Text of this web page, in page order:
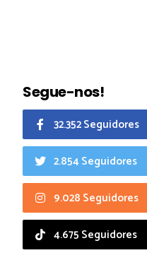
Segue-nos!
32.352 Seguidores
2.854 Seguidores
9.028 Seguidores
4.675 Seguidores